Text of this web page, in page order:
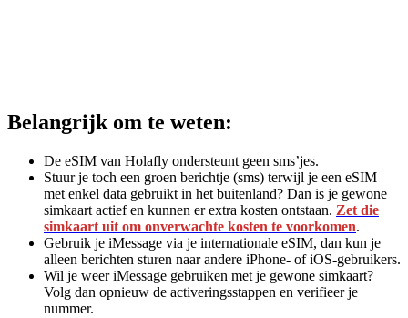
Belangrijk om te weten:
De eSIM van Holafly ondersteunt geen sms’jes.
Stuur je toch een groen berichtje (sms) terwijl je een eSIM
met enkel data gebruikt in het buitenland? Dan is je gewone
simkaart actief en kunnen er extra kosten ontstaan. Zet die
simkaart uit om onverwachte kosten te voorkomen.
Gebruik je iMessage via je internationale eSIM, dan kun je
alleen berichten sturen naar andere iPhone- of iOS-gebruikers.
Wil je weer iMessage gebruiken met je gewone simkaart?
Volg dan opnieuw de activeringsstappen en verifieer je
nummer.